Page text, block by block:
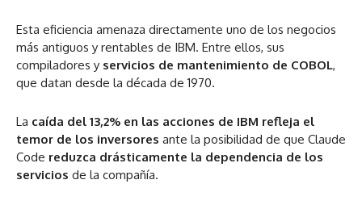
Esta eficiencia amenaza directamente uno de los negocios
más antiguos y rentables de IBM. Entre ellos, sus
compiladores y servicios de mantenimiento de COBOL,
que datan desde la década de 1970.
La caída del 13,2% en las acciones de IBM refleja el
temor de los inversores ante la posibilidad de que Claude
Code reduzca drásticamente la dependencia de los
servicios de la compañía.